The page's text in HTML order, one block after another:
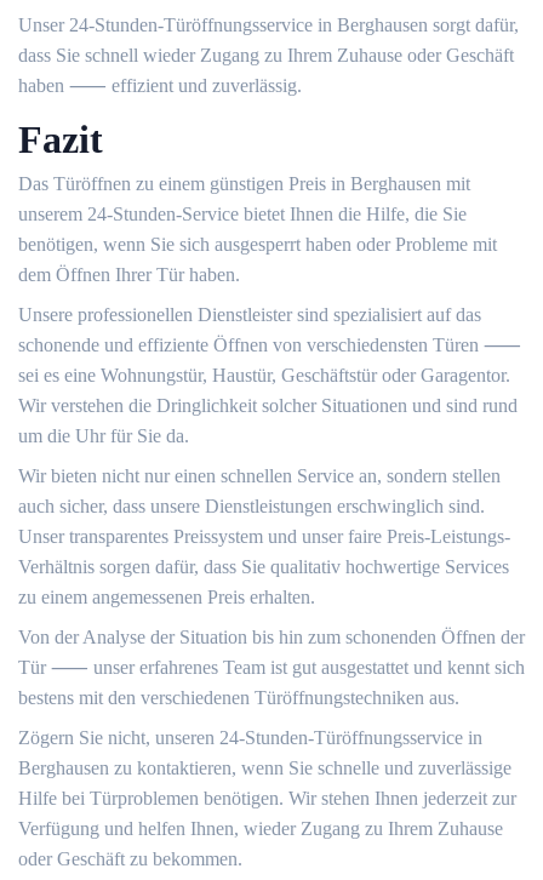
Unser 24-Stunden-Türöffnungsservice in Berghausen sorgt dafür,
dass Sie schnell wieder Zugang zu Ihrem Zuhause oder Geschäft
haben ⸺ effizient und zuverlässig.​
Fazit
Das Türöffnen zu einem günstigen Preis in Berghausen mit
unserem 24-Stunden-Service bietet Ihnen die Hilfe, die Sie
benötigen, wenn Sie sich ausgesperrt haben oder Probleme mit
dem Öffnen Ihrer Tür haben.​
Unsere professionellen Dienstleister sind spezialisiert auf das
schonende und effiziente Öffnen von verschiedensten Türen ⸺
sei es eine Wohnungstür, Haustür, Geschäftstür oder Garagentor.
Wir verstehen die Dringlichkeit solcher Situationen und sind rund
um die Uhr für Sie da.
Wir bieten nicht nur einen schnellen Service an, sondern stellen
auch sicher, dass unsere Dienstleistungen erschwinglich sind.​
Unser transparentes Preissystem und unser faire Preis-Leistungs-
Verhältnis sorgen dafür, dass Sie qualitativ hochwertige Services
zu einem angemessenen Preis erhalten.​
Von der Analyse der Situation bis hin zum schonenden Öffnen der
Tür ⸺ unser erfahrenes Team ist gut ausgestattet und kennt sich
bestens mit den verschiedenen Türöffnungstechniken aus.​
Zögern Sie nicht, unseren 24-Stunden-Türöffnungsservice in
Berghausen zu kontaktieren, wenn Sie schnelle und zuverlässige
Hilfe bei Türproblemen benötigen.​ Wir stehen Ihnen jederzeit zur
Verfügung und helfen Ihnen, wieder Zugang zu Ihrem Zuhause
oder Geschäft zu bekommen.​